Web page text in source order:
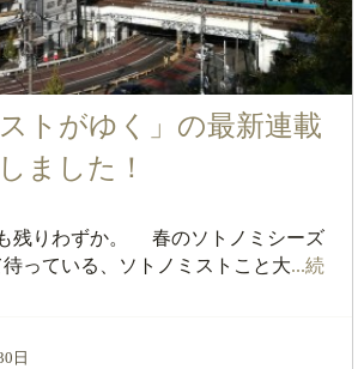
トがゆく」の最新連載
ました！
残りわずか。 春のソトノミシーズ
っている、ソトノミストこと大...続
日